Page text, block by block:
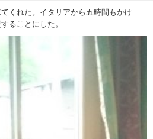
くれた。イタリアから五時間もかけ
ることにした。